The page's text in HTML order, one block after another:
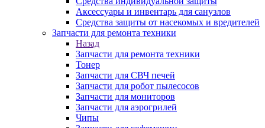
Аксессуары и инвентарь для санузлов
Средства защиты от насекомых и вредителей
Запчасти для ремонта техники
Назад
Запчасти для ремонта техники
Тонер
Запчасти для СВЧ печей
Запчасти для робот пылесосов
Запчасти для мониторов
Запчасти для аэрогрилей
Чипы